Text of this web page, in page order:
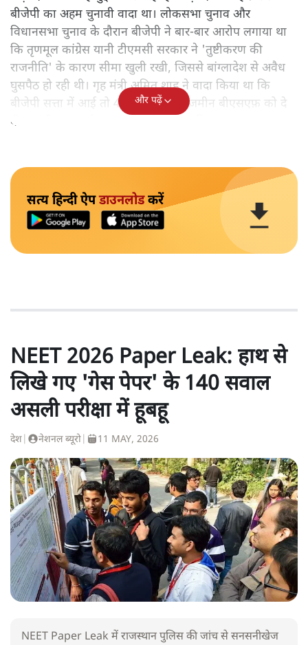
बीजेपी का अहम चुनावी वादा था। लोकसभा चुनाव और
विधानसभा चुनाव के दौरान बीजेपी ने बार-बार आरोप लगाया था
कि तृणमूल कांग्रेस यानी टीएमसी सरकार ने 'तुष्टीकरण की
राजनीति' के कारण सीमा खुली रखी, जिससे बांग्लादेश से अवैध
घुसपैठ हो रही थी। गृह मंत्री अमित शाह ने वादा किया था कि
बीजेपी सत्ता में आई तो 45 दिनों में सारी जमीन बीएसएफ़ को दे
दी जाएगी। अब नई सरकार ने इसे पूरा कर दिया।
और पढ़ें
सत्य हिन्दी ऐपडाउनलोडकरें
NEET 2026 Paper Leak: हाथ से
लिखे गए 'गेस पेपर' के 140 सवाल
असली परीक्षा में हूबहू
देश नेशनल ब्यूरो 11 MAY, 2026
NEET Paper Leak में राजस्थान पुलिस की जांच से सनसनीखेज